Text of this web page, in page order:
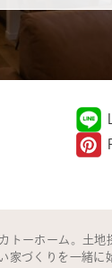
ーホーム。土
家づくりを一緒に